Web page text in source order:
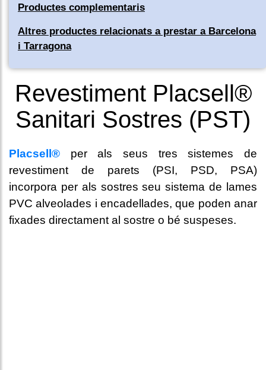
Productes complementaris
Altres productes relacionats a prestar a Barcelona
i Tarragona
Revestiment Placsell®
Sanitari Sostres (PST)
Placsell® per als seus tres sistemes de
revestiment de parets (PSI, PSD, PSA)
incorpora per als sostres seu sistema de lames
PVC alveolades i encadellades, que poden anar
fixades directament al sostre o bé suspeses.